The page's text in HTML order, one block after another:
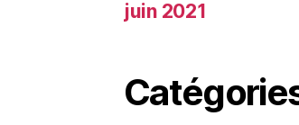
juin 2021